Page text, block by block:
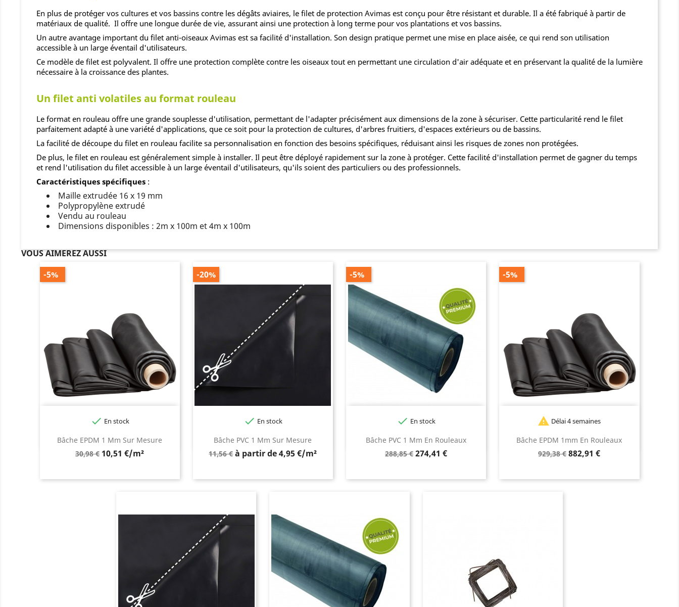
En plus de protéger vos cultures et vos bassins contre les dégâts aviaires, le filet de protection Avimas est conçu pour être résistant et durable. Il a été fabriqué à partir de
matériaux de qualité. Il offre une longue durée de vie, assurant ainsi une protection à long terme pour vos plantations et vos bassins.
Un autre avantage important du filet anti-oiseaux Avimas est sa facilité d'installation. Son design pratique permet une mise en place aisée, ce qui rend son utilisation
accessible à un large éventail d'utilisateurs.
Ce modèle de filet est polyvalent. Il offre une protection complète contre les oiseaux tout en permettant une circulation d'air adéquate et en préservant la qualité de la lumière
nécessaire à la croissance des plantes.
Un filet anti volatiles au format rouleau
Le format en rouleau offre une grande souplesse d'utilisation, permettant de l'adapter précisément aux dimensions de la zone à sécuriser. Cette particularité rend le filet
parfaitement adapté à une variété d'applications, que ce soit pour la protection de cultures, d'arbres fruitiers, d'espaces extérieurs ou de bassins.
La facilité de découpe du filet en rouleau facilite sa personnalisation en fonction des besoins spécifiques, réduisant ainsi les risques de zones non protégées.
De plus, le filet en rouleau est généralement simple à installer. Il peut être déployé rapidement sur la zone à protéger. Cette facilité d'installation permet de gagner du temps
et rend l'utilisation du filet accessible à un large éventail d'utilisateurs, qu'ils soient des particuliers ou des professionnels.
Caractéristiques spécifiques:
Maille extrudée 16 x 19 mm
Polypropylène extrudé
Vendu au rouleau
Dimensions disponibles : 2m x 100m et 4m x 100m
VOUS AIMEREZ AUSSI
Bâche EPDM 1 Mm Sur Mesure
Prix
30,98 € 10,51 €/m²
-5%
 En stock
Bâche PVC 1 Mm Sur Mesure
Prix
11,56 € à partir de 4,95 €/m²
-20%
 En stock
Bâche PVC 1 Mm En Rouleaux
Prix
288,85 € Prix
274,41 €
-5%
 En stock
Bâche EPDM 1mm En Rouleaux
Prix
929,38 €Prix
882,91 €
-5%
 Délai 4 semaines